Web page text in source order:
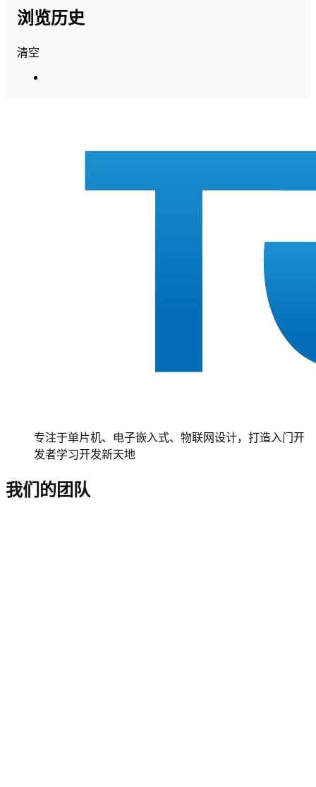
浏览历史
清空
专注于单片机、电子嵌入式、物联网设计，打造入门开
发者学习开发新天地
我们的团队